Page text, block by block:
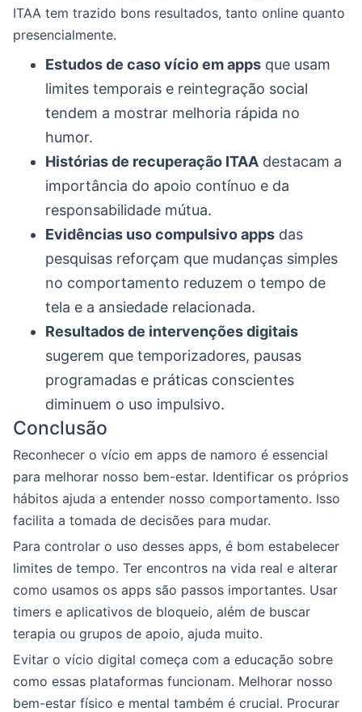
ITAA tem trazido bons resultados, tanto online quanto
presencialmente.
Estudos de caso vício em apps que usam
limites temporais e reintegração social
tendem a mostrar melhoria rápida no
humor.
Histórias de recuperação ITAA destacam a
importância do apoio contínuo e da
responsabilidade mútua.
Evidências uso compulsivo apps das
pesquisas reforçam que mudanças simples
no comportamento reduzem o tempo de
tela e a ansiedade relacionada.
Resultados de intervenções digitais
sugerem que temporizadores, pausas
programadas e práticas conscientes
diminuem o uso impulsivo.
Conclusão
Reconhecer o vício em apps de namoro é essencial
para melhorar nosso bem-estar. Identificar os próprios
hábitos ajuda a entender nosso comportamento. Isso
facilita a tomada de decisões para mudar.
Para controlar o uso desses apps, é bom estabelecer
limites de tempo. Ter encontros na vida real e alterar
como usamos os apps são passos importantes. Usar
timers e aplicativos de bloqueio, além de buscar
terapia ou grupos de apoio, ajuda muito.
Evitar o vício digital começa com a educação sobre
como essas plataformas funcionam. Melhorar nosso
bem-estar físico e mental também é crucial. Procurar